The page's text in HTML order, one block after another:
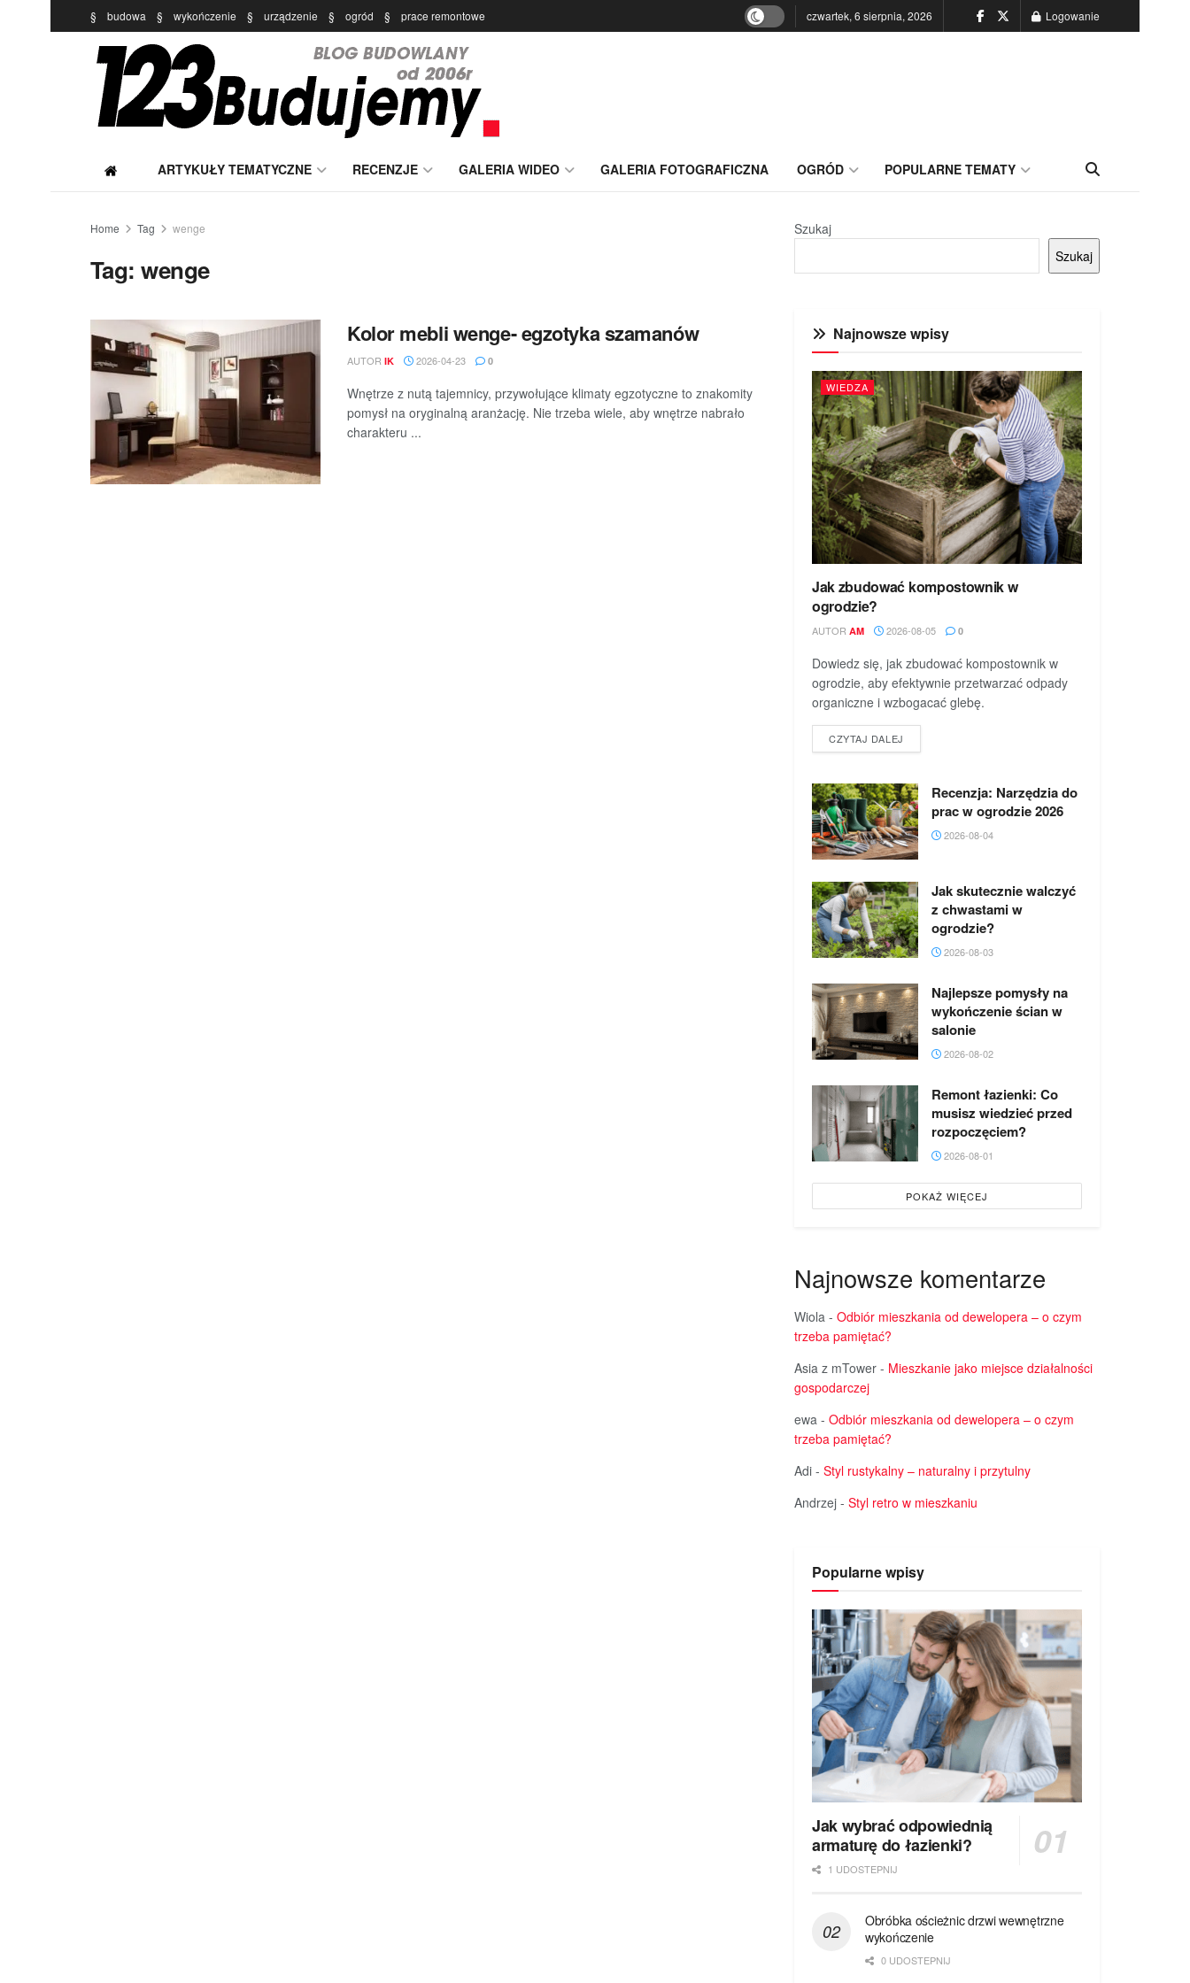
§ budowa § wykończenie § urządzenie § ogród § prace remontowe czwartek, 6 sierpnia, 2026 Logowanie
ARTYKUŁY TEMATYCZNE RECENZJE GALERIA WIDEO GALERIA FOTOGRAFICZNA OGRÓD POPULARNE TEMATY
Home Tag wenge
Tag:wenge
Kolor mebli wenge- egzotyka szamanów
AUTOR IK 2026-04-23 0
Wnętrze z nutą tajemnicy, przywołujące klimaty egzotyczne to znakomity
pomysł na oryginalną aranżację. Nie trzeba wiele, aby wnętrze nabrało
charakteru ...
Szukaj
Szukaj
Najnowsze wpisy
WIEDZA
Jak zbudować kompostownik w
ogrodzie?
AUTOR AM 2026-08-05 0
Dowiedz się, jak zbudować kompostownik w
ogrodzie, aby efektywnie przetwarzać odpady
organiczne i wzbogacać glebę.
CZYTAJ DALEJ
Recenzja: Narzędzia do
prac w ogrodzie 2026
2026-08-04
Jak skutecznie walczyć
z chwastami w
ogrodzie?
2026-08-03
Najlepsze pomysły na
wykończenie ścian w
salonie
2026-08-02
Remont łazienki: Co
musisz wiedzieć przed
rozpoczęciem?
2026-08-01
POKAŻ WIĘCEJ
Najnowsze komentarze
Wiola - Odbiór mieszkania od dewelopera – o czym
trzeba pamiętać?
Asia z mTower - Mieszkanie jako miejsce działalności
gospodarczej
ewa - Odbiór mieszkania od dewelopera – o czym
trzeba pamiętać?
Adi - Styl rustykalny – naturalny i przytulny
Andrzej - Styl retro w mieszkaniu
Popularne wpisy
Jak wybrać odpowiednią
armaturę do łazienki?
1 UDOSTEPNIJ
Obróbka ościeżnic drzwi wewnętrzne
wykończenie
0 UDOSTEPNIJ